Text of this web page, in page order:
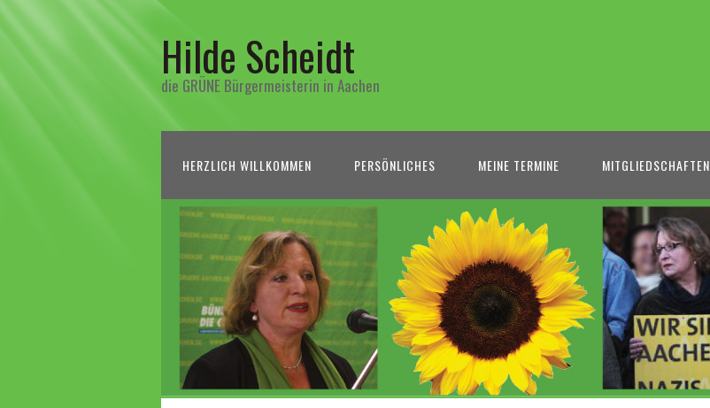
Hilde Scheidt
die GRÜNE Bürgermeisterin in Aachen
HERZLICH WILLKOMMEN PERSÖNLICHES MEINE TERMINE MITGLIEDSCHAFTEN